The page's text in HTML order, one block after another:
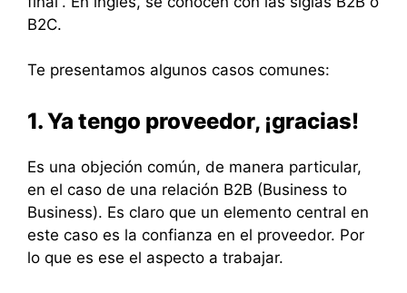
B2C.
Te presentamos algunos casos comunes:
1. Ya tengo proveedor, ¡gracias!
Es una objeción común, de manera particular,
en el caso de una relación B2B (Business to
Business). Es claro que un elemento central en
este caso es la confianza en el proveedor. Por
lo que es ese el aspecto a trabajar.